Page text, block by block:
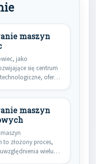
maszyn
jako
się centrum
oferuje
maszyn
to złożony proces,
wielu